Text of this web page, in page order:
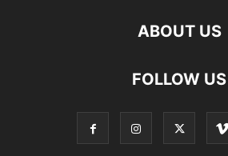
ABOUT US
FOLLOW US